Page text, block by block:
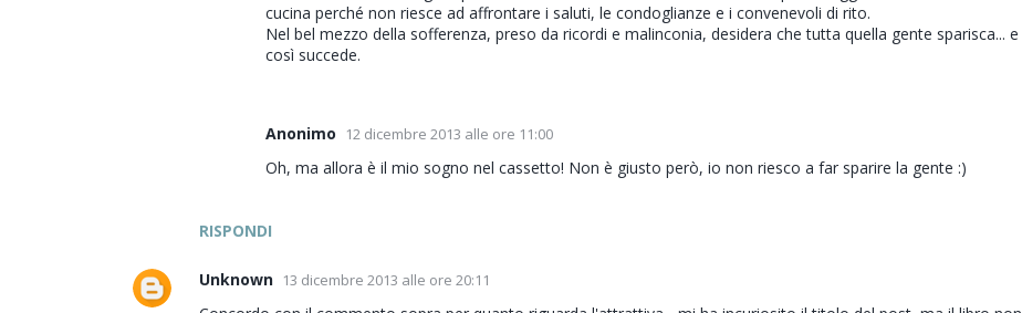
RISPONDI
cucina perché non riesce ad affrontare i saluti, le condoglianze e i convenevoli di rito.
Nel bel mezzo della sofferenza, preso da ricordi e malinconia, desidera che tutta quella gente sparisca... e
così succede.
Anonimo 12 dicembre 2013 alle ore 11:00
Oh, ma allora è il mio sogno nel cassetto! Non è giusto però, io non riesco a far sparire la gente :)
Unknown 13 dicembre 2013 alle ore 20:11